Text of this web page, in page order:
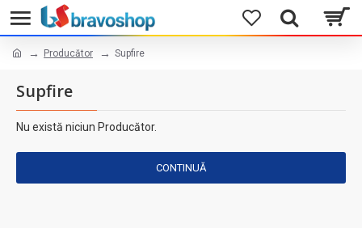
Producător Supfire
Supfire
Nu există niciun Producător.
CONTINUĂ